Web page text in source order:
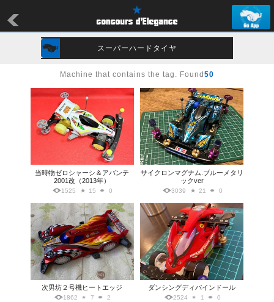
スーパーハードタイヤ
Machine that contains the tag. Found 50
当時物ゼロシャーシ＆アバンテ
2001改（2013年）
1525 15 0
サイクロンマグナム.ブルーメタリ
ックver
3039 21 0
次男坊２号機ヒートエッジ
1862 7 2
ダンシングディバインドール
2524 1 0